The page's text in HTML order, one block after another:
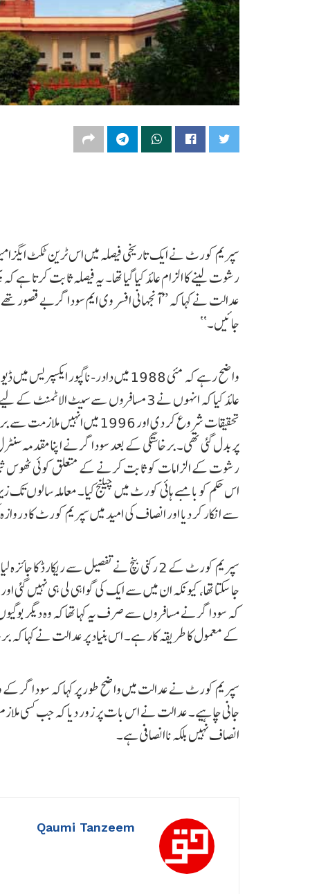
رشوت لینے کا الزام عائد کیا گیا تھا۔ یہ فیصلہ ثابت کرتا
عدالت نے کہا کہ ’’ّآنجہانی افسر وی ایم سوداگر بے قصور
جائیں۔‘‘
واضح رہے کہ مئی 1988 میں دادر-
تحقیقات شروع کر دی اور 1996
رشوت کے الزامات کو ثابت کرنے کے متعلق کوئی ٹھوس
اس حکم کو بامبے ہائی کورٹ میں چیلنج کیا۔ معاملہ سالوں تک
سے انکار کر دیا اور انصاف کی امید میں سپریم کورٹ کا دروازہ
سپریم کورٹ کے 2 رکنی بنچ نے تفصیل سے
کہ سوداگر نے مسافروں سے صرف یہ کہا تھا کہ وہ دیگر
کے معمول کا طریقہ کار ہے۔ اس بنیاد پر عدالت نے کہا کہ
سپریم کورٹ نے عدالت میں واضح طور پر کہا کہ سوداگر کے
جانی چاہیے۔ عدالت نے اس بات پر زور دیا کہ جب کسی
انصاف نہیں بلکہ ناانصافی ہے۔
Qaumi Tanzeem